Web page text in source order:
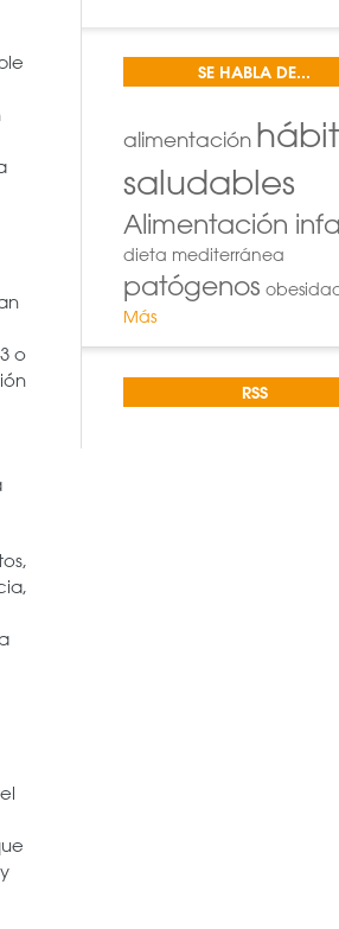
o
SE HABLA DE...
alimentación
saludables
Alimentación
dieta mediterránea
patógenos
Más
RSS